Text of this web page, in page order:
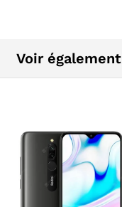
Voir également